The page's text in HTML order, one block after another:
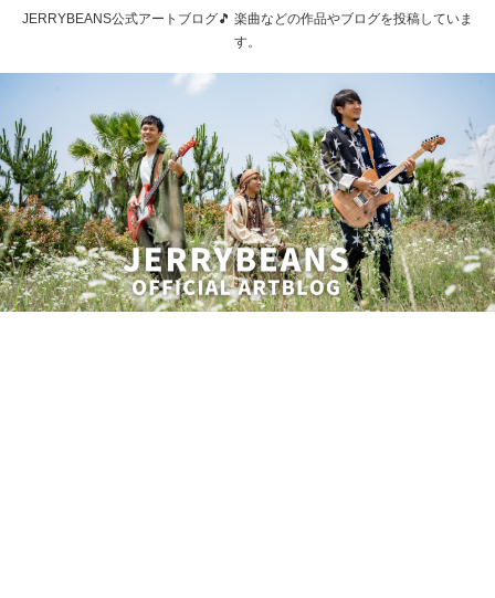
JERRYBEANS公式アートブログ🎵 楽曲などの作品やブログを投稿していま
す。